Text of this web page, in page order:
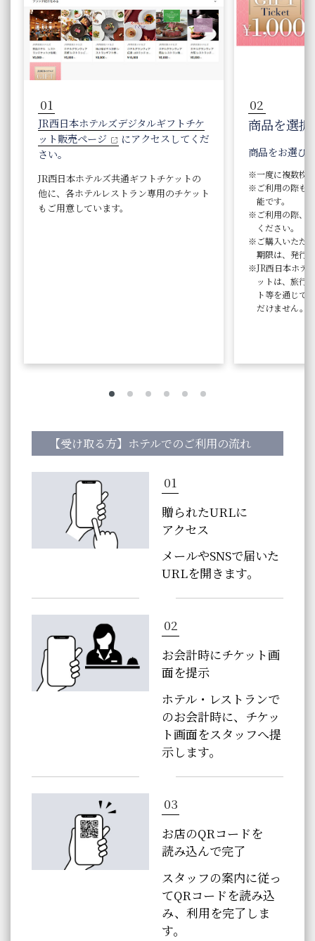
01
JR西日本ホテルズデジタルギフトチケ
ット販売ページ
にアクセスしてくだ
さい。
JR西日本ホテルズ共通ギフトチケットの
他に、各ホテルレストラン専用のチケット
もご用意しています。
02
商品を選択
商品をお選び
一度に複数枚
ご利用の際も
能です。
ご利用の際、
ください。
ご購入いただ
期限は、発行
JR西日本ホテ
ットは、旅行
ト等を通じて
だけません。
【受け取る方】ホテルでのご利用の流れ
01
贈られたURLに
アクセス
メールやSNSで届いた
URLを開きます。
02
お会計時にチケット画
面を提示
ホテル・レストランで
のお会計時に、チケッ
ト画面をスタッフへ提
示します。
03
お店のQRコードを
読み込んで完了
スタッフの案内に従っ
てQRコードを読み込
み、利用を完了しま
す。